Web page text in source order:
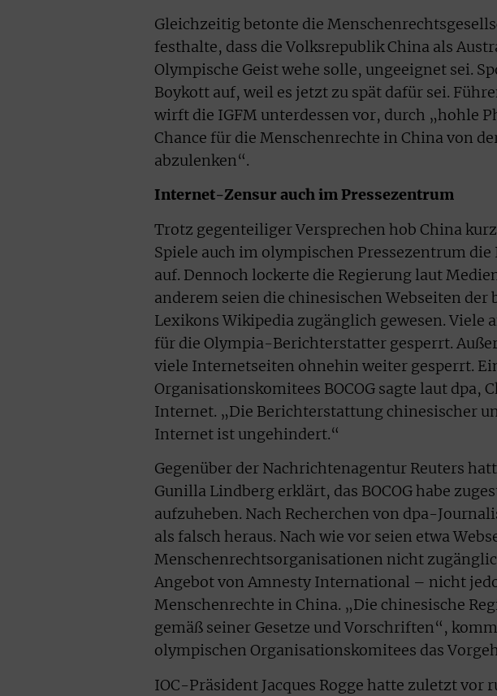
Gleichzeitig betonte die
festhalte, dass die Volksrepublik China als
Olympische Geist wehe solle, ungeeignet sei.
Boykott auf, weil es jetzt zu spät dafür sei.
wirft die IGFM unterdessen vor, durch „hohle
Chance für die Menschenrechte in China von
abzulenken“.
Internet-Zensur auch im Pressezentrum
Trotz gegenteiliger Versprechen hob China
Spiele auch im olympischen Pressezentrum
auf. Dennoch lockerte die Regierung laut
anderem seien die chinesischen Webseiten
Lexikons Wikipedia zugänglich gewesen. Viele
für die Olympia-Berichterstatter gesperrt.
viele Internetseiten ohnehin weiter gesperrt.
Organisationskomitees BOCOG sagte laut dpa,
Internet. „Die Berichterstattung chinesischer
Internet ist ungehindert.“
Gegenüber der Nachrichtenagentur Reuters
Gunilla Lindberg erklärt, das BOCOG habe
aufzuheben. Nach Recherchen von dpa-
als falsch heraus. Nach wie vor seien etwa
Menschenrechtsorganisationen nicht
Angebot von Amnesty International – nicht
Menschenrechte in China. „Die chinesische
gemäß seiner Gesetze und Vorschriften“,
olympischen Organisationskomitees das
IOC-Präsident Jacques Rogge hatte zuletzt vor